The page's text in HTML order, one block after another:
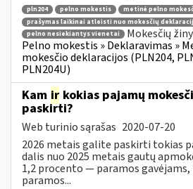
pln204 pelno mokestis
metinė pelno
prašymas laikinai atleisti nuo mokesčių
pelno nesiekiantys vienetai
Mokesčių
Pelno mokestis » Deklaravimas »
mokesčio deklaracijos (PLN204,
PLN204U)
Kam ir kokias pajamų
paskirti?
Web turinio sąrašas 2020-07-20
2026 metais galite paskirti tokias
dalis nuo 2025 metais gautų
1,2 procento — paramos gavėjams,
paramos...